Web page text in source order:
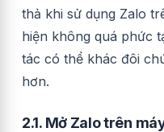
thả khi sử dụng Zalo
hiện không quá phức
tác có thể khác đôi
hơn.
2.1. Mở Zalo trên